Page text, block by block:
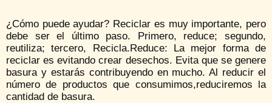
¿Cómo puede ayudar? Reciclar es muy importante, pero
debe ser el último paso. Primero, reduce; segundo,
reutiliza; tercero, Recicla.Reduce: La mejor forma de
reciclar es evitando crear desechos. Evita que se genere
basura y estarás contribuyendo en mucho. Al reducir el
número de productos que consumimos,reduciremos la
cantidad de basura.